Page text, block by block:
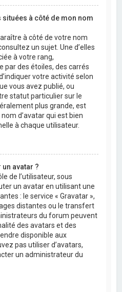
à côté de mon nom
à côté de votre nom
un sujet. Une d’elles
à votre rang,
par des étoiles, des carrés
votre activité selon
vous avez publié, ou
statut particulier sur le
plus grande, est
d’avatar qui est bien
à chaque utilisateur.
avatar ?
de l’utilisateur, sous
un avatar en utilisant une
: le service « Gravatar »,
distantes ou le transfert
du forum peuvent
des avatars et des
disponible aux
pas utiliser d’avatars,
un administrateur du